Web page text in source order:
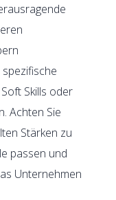
Skills oder
Achten Sie
Stärken zu
passen und
Unternehmen